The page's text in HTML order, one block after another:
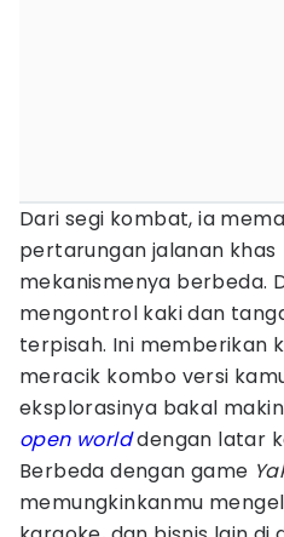
Dari segi kombat, ia
pertarungan jalanan khas
mekanismenya berbeda.
mengontrol kaki dan
terpisah. Ini memberikan
meracik kombo versi
eksplorasinya bakal
open worlddengan latar
Berbeda dengan game
memungkinkanmu